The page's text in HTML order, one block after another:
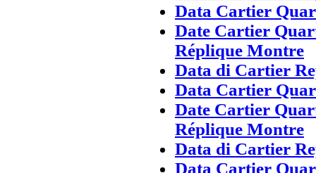
Data Cartier
Date Cartier
Réplique Montre
Data di Cartier
Data Cartier
Date Cartier
Réplique Montre
Data di Cartier
Data Cartier